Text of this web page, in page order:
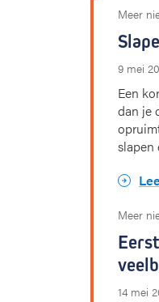
Meer
9 mei
Een
dan je
slapen
Meer
14 mei